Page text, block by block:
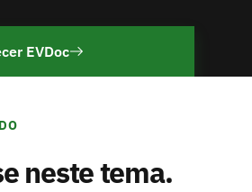
EVDoc
neste tema.